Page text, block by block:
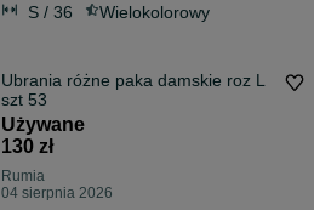
S / 36 Wielokolorowy
Ubrania różne paka damskie roz L
szt 53
Używane
130 zł
Rumia
04 sierpnia 2026